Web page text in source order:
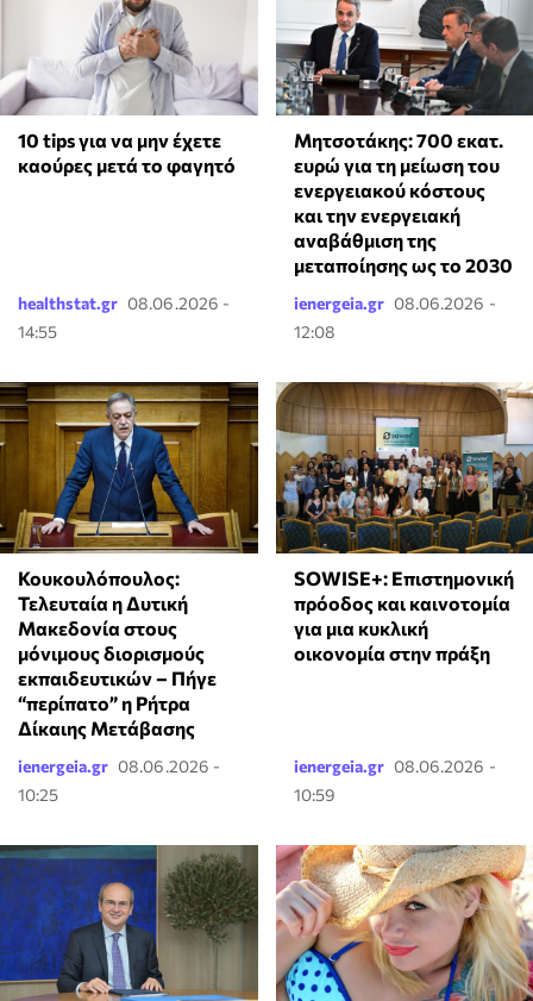
10 tips για να μην έχετε
καούρες μετά το φαγητό
healthstat.gr 08.06.2026 -
14:55
Μητσοτάκης: 700 εκατ.
ευρώ για τη μείωση του
ενεργειακού κόστους
και την ενεργειακή
αναβάθμιση της
μεταποίησης ως το 2030
ienergeia.gr 08.06.2026 -
12:08
Κουκουλόπουλος:
Τελευταία η Δυτική
Μακεδονία στους
μόνιμους διορισμούς
εκπαιδευτικών – Πήγε
“περίπατο” η Ρήτρα
Δίκαιης Μετάβασης
ienergeia.gr 08.06.2026 -
10:25
SOWISE+: Επιστημονική
πρόοδος και καινοτομία
για μια κυκλική
οικονομία στην πράξη
ienergeia.gr 08.06.2026 -
10:59